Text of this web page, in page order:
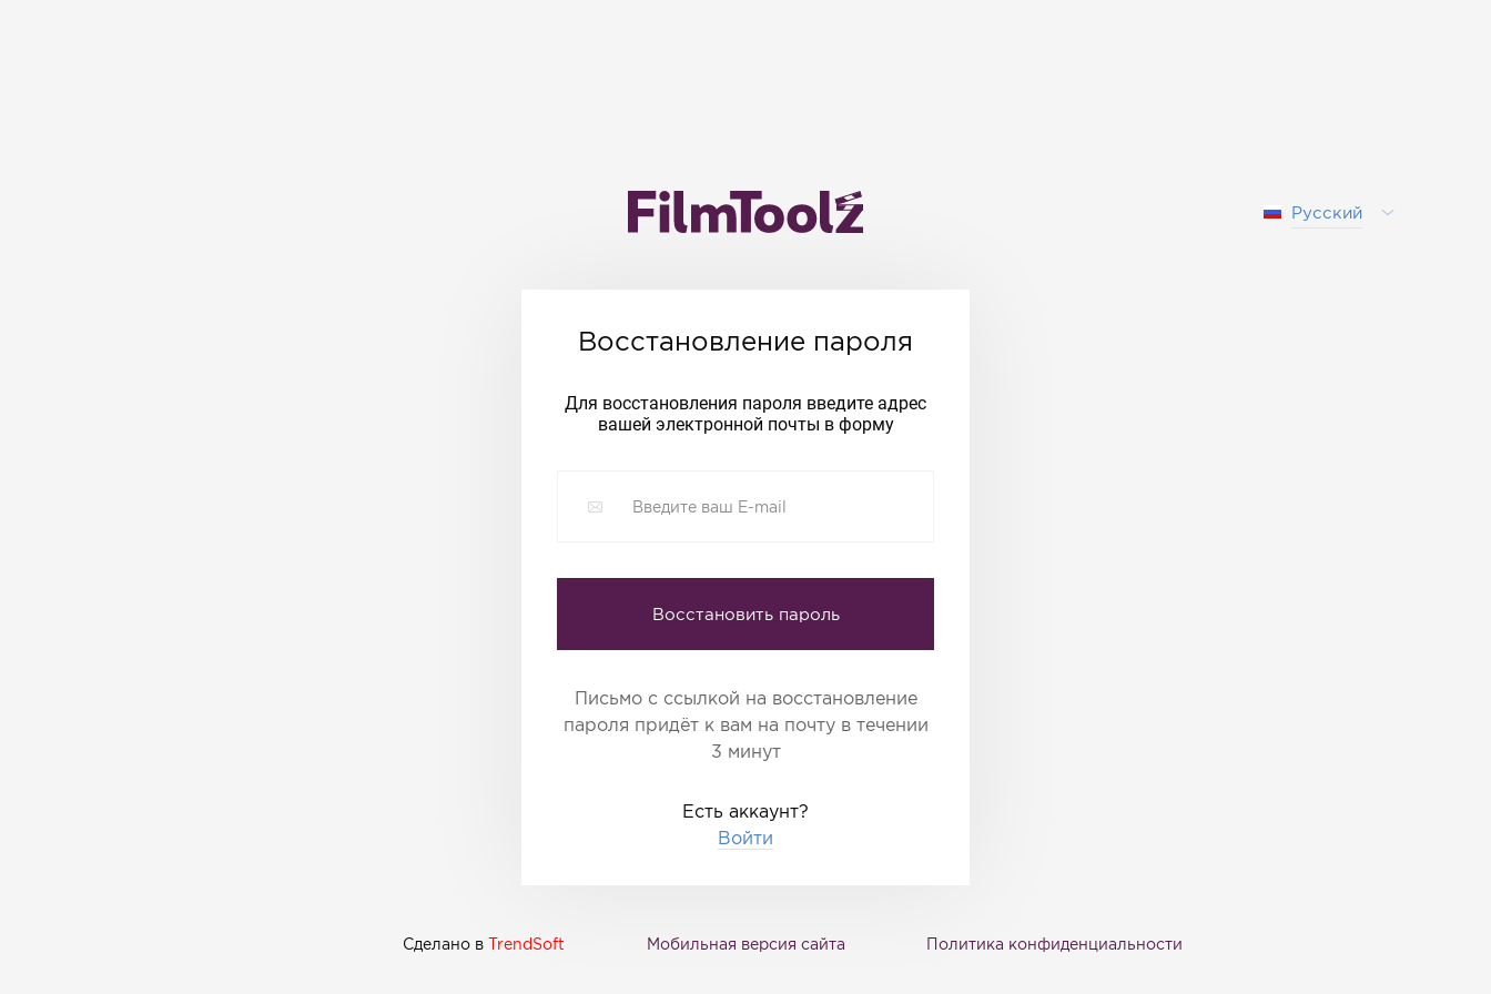
Русский
Восстановление пароля
Для восстановления пароля введите адрес
вашей электронной почты в форму
Восстановить пароль
Письмо с ссылкой на восстановление
пароля придёт к вам на почту в течении
3 минут
Есть аккаунт?
Войти
Сделано в TrendSoft Мобильная версия сайта Политика конфиденциальности